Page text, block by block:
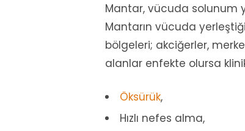
Mantar, vücuda solunum
Mantarın vücuda
bölgeleri; akciğerler,
alanlar enfekte olursa
Öksürük,
Hızlı nefes alma,